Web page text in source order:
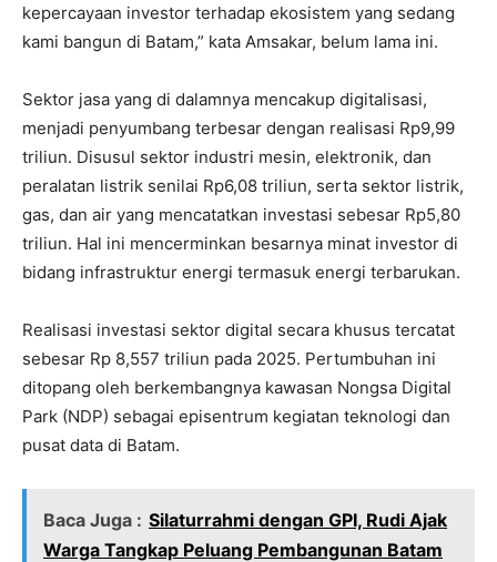
kepercayaan investor terhadap ekosistem yang sedang
kami bangun di Batam,” kata Amsakar, belum lama ini.
Sektor jasa yang di dalamnya mencakup digitalisasi,
menjadi penyumbang terbesar dengan realisasi Rp9,99
triliun. Disusul sektor industri mesin, elektronik, dan
peralatan listrik senilai Rp6,08 triliun, serta sektor listrik,
gas, dan air yang mencatatkan investasi sebesar Rp5,80
triliun. Hal ini mencerminkan besarnya minat investor di
bidang infrastruktur energi termasuk energi terbarukan.
Realisasi investasi sektor digital secara khusus tercatat
sebesar Rp 8,557 triliun pada 2025. Pertumbuhan ini
ditopang oleh berkembangnya kawasan Nongsa Digital
Park (NDP) sebagai episentrum kegiatan teknologi dan
pusat data di Batam.
Baca Juga : Silaturrahmi dengan GPI, Rudi Ajak
Warga Tangkap Peluang Pembangunan Batam